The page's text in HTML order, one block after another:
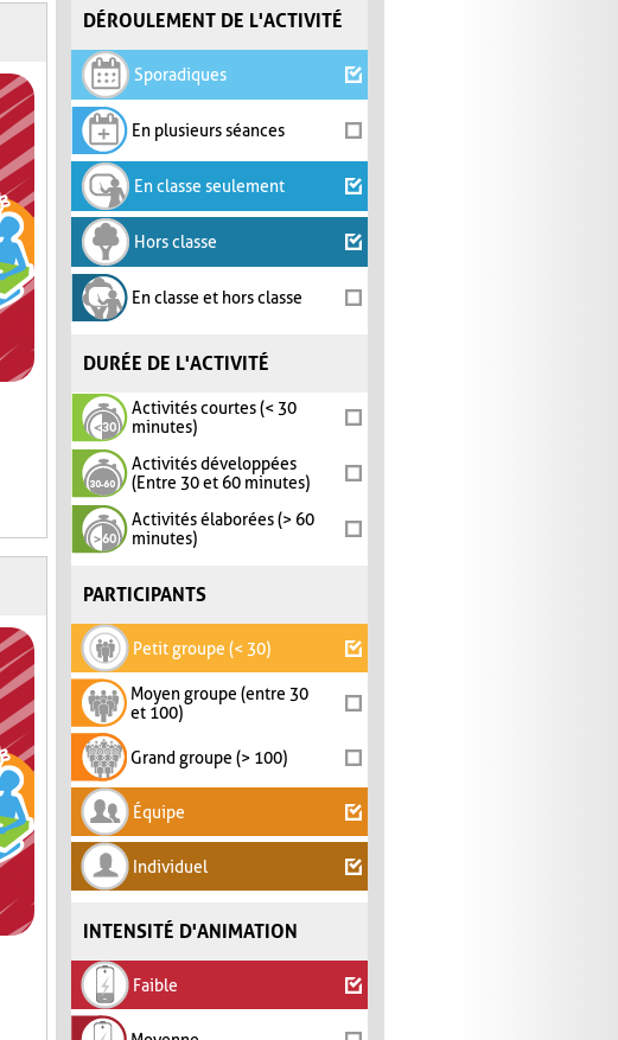
DÉROULEMENT DE L'ACTIVITÉ
Sporadiques
En plusieurs séances
En classe seulement
Hors classe
En classe et hors classe
DURÉE DE L'ACTIVITÉ
Activités courtes (< 30
minutes)
Activités développées
(Entre 30 et 60 minutes)
Activités élaborées (> 60
minutes)
PARTICIPANTS
Petit groupe (< 30)
Moyen groupe (entre 30
et 100)
Grand groupe (> 100)
Équipe
Individuel
INTENSITÉ D'ANIMATION
Faible